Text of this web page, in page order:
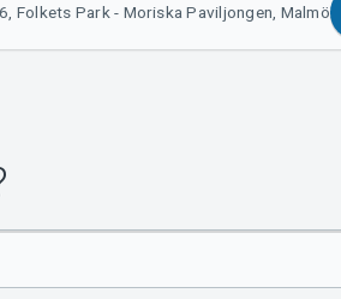
Folkets Park - Moriska Paviljongen, Malmö